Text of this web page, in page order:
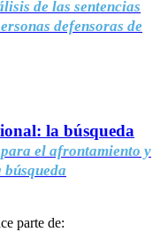
de las sentencias
defensoras de
la búsqueda
el afrontamiento y
parte de: